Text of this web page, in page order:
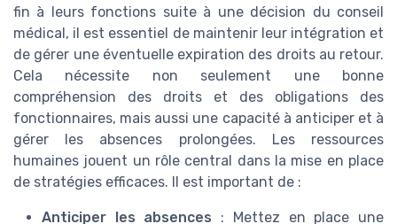
fin à leurs fonctions suite à une décision du conseil
médical, il est essentiel de maintenir leur intégration et
de gérer une éventuelle expiration des droits au retour.
Cela nécessite non seulement une bonne
compréhension des droits et des obligations des
fonctionnaires, mais aussi une capacité à anticiper et à
gérer les absences prolongées. Les ressources
humaines jouent un rôle central dans la mise en place
de stratégies efficaces. Il est important de :
Anticiper les absences : Mettez en place une